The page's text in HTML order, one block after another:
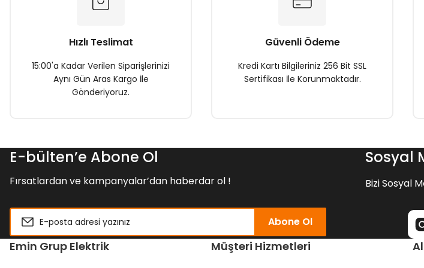
Ürün fiyatı diğer sitelerden daha pahalı.
Hızlı Teslimat
15:00'a Kadar Verilen Siparişlerinizi
Aynı Gün Aras Kargo İle
Gönderiyoruz.
Güvenli Ödeme
Kredi Kartı Bilgileriniz 256 Bit SSL
Sertifikası İle Korunmaktadır.
E-bülten’e Abone Ol
Fırsatlardan ve kampanyalar’dan haberdar ol !
Abone Ol
Sosyal
Bizi Sosyal
Emin Grup Elektrik Müşteri Hizmetleri